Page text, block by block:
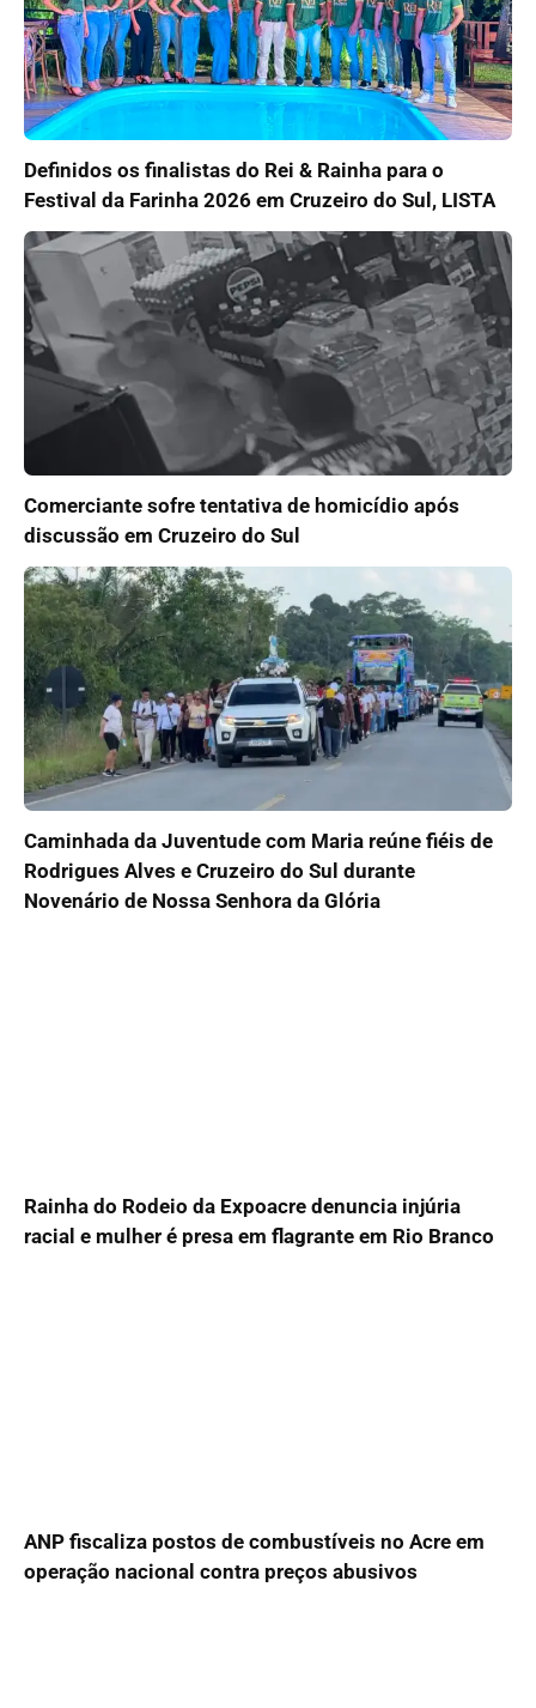
Definidos os finalistas do Rei & Rainha para o
Festival da Farinha 2026 em Cruzeiro do Sul, LISTA
Comerciante sofre tentativa de homicídio após
discussão em Cruzeiro do Sul
Caminhada da Juventude com Maria reúne fiéis de
Rodrigues Alves e Cruzeiro do Sul durante
Novenário de Nossa Senhora da Glória
Rainha do Rodeio da Expoacre denuncia injúria
racial e mulher é presa em flagrante em Rio Branco
ANP fiscaliza postos de combustíveis no Acre em
operação nacional contra preços abusivos